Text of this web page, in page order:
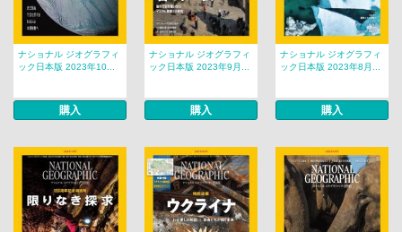
ナショナル ジオグラフィ
ック日本版 2023年10...
購入
ナショナル ジオグラフィ
ック日本版 2023年9月...
購入
ナショナル ジオグラフィ
ック日本版 2023年8月...
購入